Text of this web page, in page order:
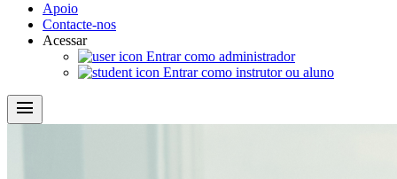
Apoio
Contacte-nos
Acessar
Entrar como administrador
Entrar como instrutor ou aluno
menu